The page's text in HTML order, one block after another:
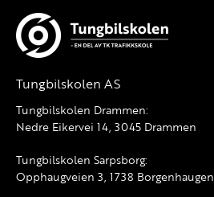
Tungbilskolen AS
Tungbilskolen Drammen:
Nedre Eikervei 14, 3045 Drammen
Tungbilskolen Sarpsborg:
Opphaugveien 3, 1738 Borgenhaugen